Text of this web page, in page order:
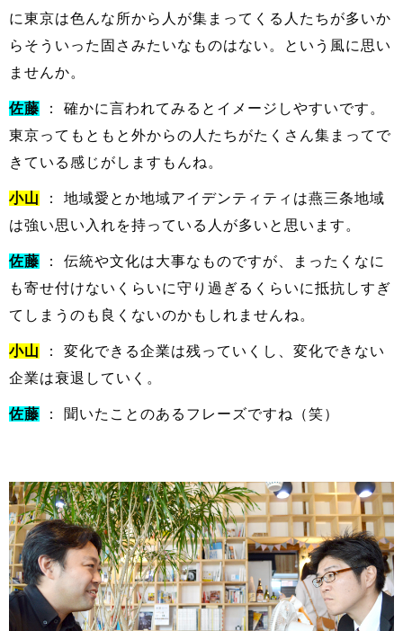
に東京は色んな所から人が集まってくる人たちが多いか
らそういった固さみたいなものはない。という風に思い
ませんか。
佐藤 ： 確かに言われてみるとイメージしやすいです。
東京ってもともと外からの人たちがたくさん集まってで
きている感じがしますもんね。
小山
： 地域愛とか地域アイデンティティは燕三条地域
は強い思い入れを持っている人が多いと思います。
佐藤 ： 伝統や文化は大事なものですが、まったくなに
も寄せ付けないくらいに守り過ぎるくらいに抵抗しすぎ
てしまうのも良くないのかもしれませんね。
小山
： 変化できる企業は残っていくし、変化できない
企業は衰退していく。
佐藤 ： 聞いたことのあるフレーズですね（笑）